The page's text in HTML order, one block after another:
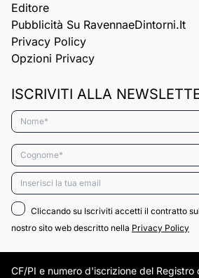
Editore
Pubblicità Su RavennaeDintorni.it
Privacy Policy
Opzioni Privacy
ISCRIVITI ALLA
Nome*
Cognome*
Email*
Cliccando su Iscriviti accetti il contratto
nostro sito web descritto nella Privacy Policy
CF/PI e numero d'iscrizione del Registro